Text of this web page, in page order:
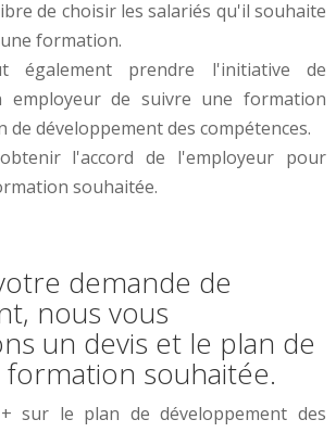
de choisir les salariés qu'il souhaite
formation.
également prendre l'initiative de
employeur de suivre une formation
de développement des compétences.
l'accord de l'employeur pour
souhaitée.
demande de
nous vous
un devis et le plan de
souhaitée.
sur le plan de développement des